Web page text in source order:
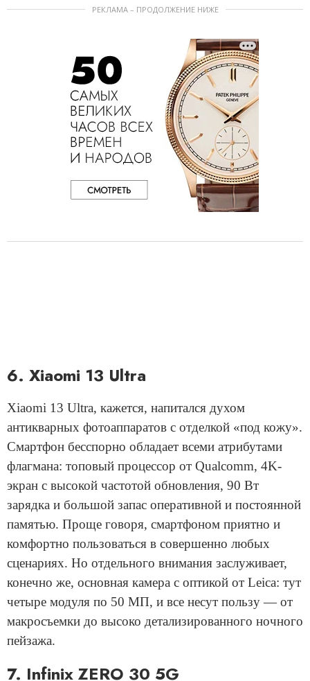
РЕКЛАМА – ПРОДОЛЖЕНИЕ НИЖЕ
6. Xiaomi 13 Ultra
Xiaomi 13 Ultra, кажется, напитался духом
антикварных фотоаппаратов с отделкой «под кожу».
Смартфон бесспорно обладает всеми атрибутами
флагмана: топовый процессор от Qualcomm, 4K-
экран с высокой частотой обновления, 90 Вт
зарядка и большой запас оперативной и постоянной
памятью. Проще говоря, смартфоном приятно и
комфортно пользоваться в совершенно любых
сценариях. Но отдельного внимания заслуживает,
конечно же, основная камера с оптикой от Leica: тут
четыре модуля по 50 МП, и все несут пользу — от
макросъемки до высоко детализированного ночного
пейзажа.
7. Infinix ZERO 30 5G